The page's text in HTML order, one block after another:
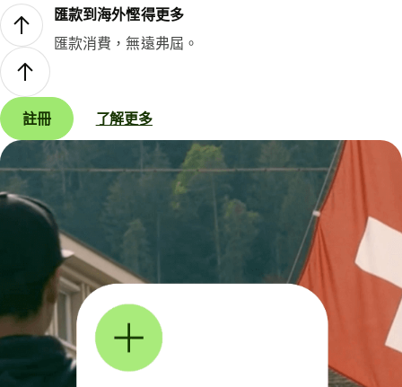
匯款到海外慳得更多
匯款消費，無遠弗屆。
註冊 了解更多